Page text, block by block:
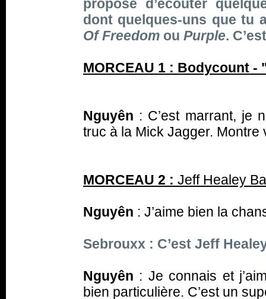
propose d’écouter
dont quelques-uns que tu
Of Freedom ou Purple.
MORCEAU 1 : Bodycount -
Nguyên : C’est marrant, je
truc à la Mick Jagger. Montre
MORCEAU 2 : Jeff Healey
Nguyên : J’aime bien la
Sebrouxx : C’est Jeff
Nguyên : Je connais et
bien particulière. C’est un